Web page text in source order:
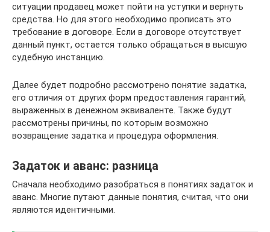
ситуации продавец может пойти на уступки и вернуть
средства. Но для этого необходимо прописать это
требование в договоре. Если в договоре отсутствует
данный пункт, остается только обращаться в высшую
судебную инстанцию.
Далее будет подробно рассмотрено понятие задатка,
его отличия от других форм предоставления гарантий,
выраженных в денежном эквиваленте. Также будут
рассмотрены причины, по которым возможно
возвращение задатка и процедура оформления.
Задаток и аванс: разница
Сначала необходимо разобраться в понятиях задаток и
аванс. Многие путают данные понятия, считая, что они
являются идентичными.